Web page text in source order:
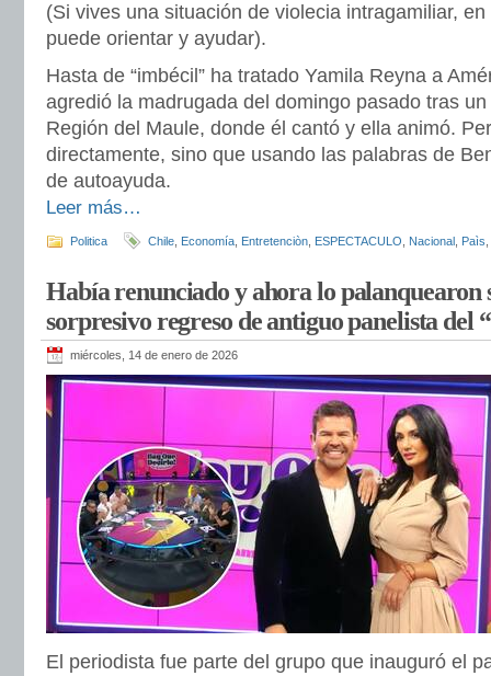
(Si vives una situación de violecia intragamiliar,
puede orientar y ayudar).
Hasta de “imbécil” ha tratado Yamila Reyna a
agredió la madrugada del domingo pasado tras
Región del Maule, donde él cantó y ella animó.
directamente, sino que usando las palabras de
de autoayuda.
Leer más…
Politica Chile Economía Entretenciòn ESPECTACULO Nacional Paìs
Había renunciado y ahora lo palanquearon
sorpresivo regreso de antiguo panelista del
miércoles, 14 de enero de 2026
El periodista fue parte del grupo que inauguró el